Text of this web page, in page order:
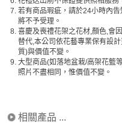
7. 若有商品瑕疵，請於24小時內
將不予受理。
8. 喜慶及喪禮花架之花材,顏色,會
替代,本公司依花藝專業保有設
質)與價值不變。
9. 大型商品(如落地盆栽/高架花籃
照片不盡相同，惟價值不變。
相關產品 ...